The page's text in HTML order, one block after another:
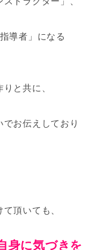
導者」になる
と共に、
でお伝えしており
頂いても、
身に気づきを